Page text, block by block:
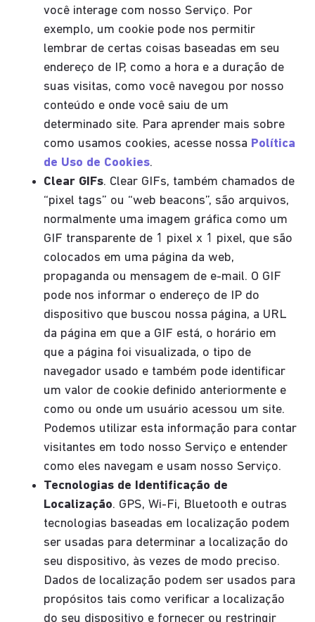
você interage com nosso Serviço. Por
exemplo, um cookie pode nos permitir
lembrar de certas coisas baseadas em seu
endereço de IP, como a hora e a duração de
suas visitas, como você navegou por nosso
conteúdo e onde você saiu de um
determinado site. Para aprender mais sobre
como usamos cookies, acesse nossa Política
de Uso de Cookies.
Clear GIFs. Clear GIFs, também chamados de
“pixel tags” ou “web beacons”, são arquivos,
normalmente uma imagem gráfica como um
GIF transparente de 1 pixel x 1 pixel, que são
colocados em uma página da web,
propaganda ou mensagem de e-mail. O GIF
pode nos informar o endereço de IP do
dispositivo que buscou nossa página, a URL
da página em que a GIF está, o horário em
que a página foi visualizada, o tipo de
navegador usado e também pode identificar
um valor de cookie definido anteriormente e
como ou onde um usuário acessou um site.
Podemos utilizar esta informação para contar
visitantes em todo nosso Serviço e entender
como eles navegam e usam nosso Serviço.
Tecnologias de Identificação de
Localização. GPS, Wi-Fi, Bluetooth e outras
tecnologias baseadas em localização podem
ser usadas para determinar a localização do
seu dispositivo, às vezes de modo preciso.
Dados de localização podem ser usados para
propósitos tais como verificar a localização
do seu dispositivo e fornecer ou restringir